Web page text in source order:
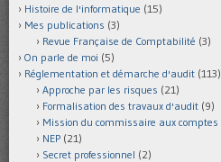
Histoire de l'informatique (15)
Mes publications (3)
Revue Française de Comptabilité (3)
On parle de moi (5)
Réglementation et démarche d'audit (113)
Approche par les risques (21)
Formalisation des travaux d'audit (9)
Mission du commissaire aux comptes
NEP (21)
Secret professionnel (2)